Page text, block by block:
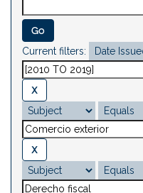
Current filters: